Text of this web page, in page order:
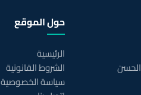
حول الموقع
الرئيسية
الشروط القانونية
سياسة الخصوصية